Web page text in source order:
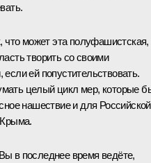
что может эта полуфашистская,
творить со своими
ей попустительствовать.
целый цикл мер, которые
нашествие и для Российской
в последнее время ведёте,